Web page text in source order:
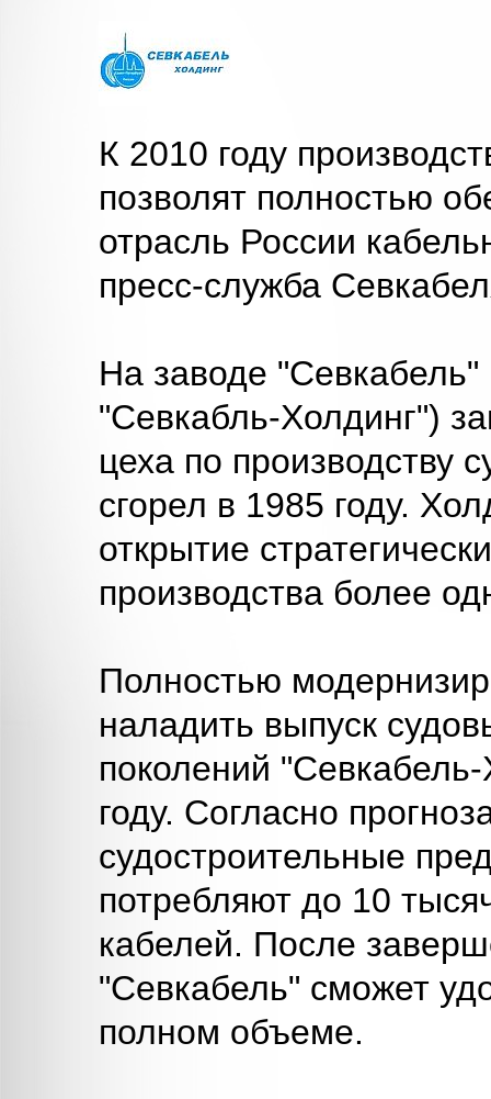
К 2010 году
позволят полностью
отрасль России
пресс-служба
На заводе
"Севкабль-Холдинг")
цеха по производству
сгорел в 1985 году.
открытие
производства более
Полностью
наладить выпуск
поколений
году. Согласно
судостроительные
потребляют до 10
кабелей. После
"Севкабель" сможет
полном объеме.